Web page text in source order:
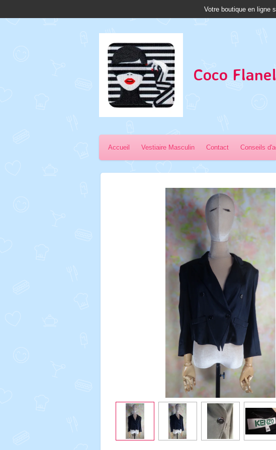
Votre boutique en ligne
Coco Fl
Accueil Vestiaire Masculin Contact Conseils